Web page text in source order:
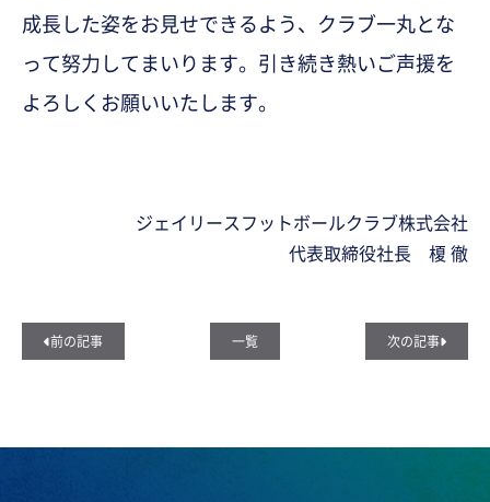
成長した姿をお見せできるよう、クラブ一丸とな
って努力してまいります。引き続き熱いご声援を
よろしくお願いいたします。
ジェイリースフットボールクラブ株式会社
代表取締役社長 榎 徹
前の記事 一覧 次の記事